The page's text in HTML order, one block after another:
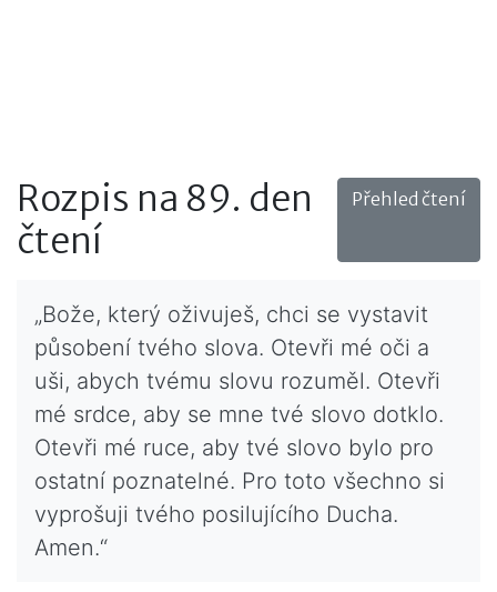
Rozpis na 89. den
čtení
Přehled čtení
„Bože, který oživuješ, chci se vystavit
působení tvého slova. Otevři mé oči a
uši, abych tvému slovu rozuměl. Otevři
mé srdce, aby se mne tvé slovo dotklo.
Otevři mé ruce, aby tvé slovo bylo pro
ostatní poznatelné. Pro toto všechno si
vyprošuji tvého posilujícího Ducha.
Amen.“